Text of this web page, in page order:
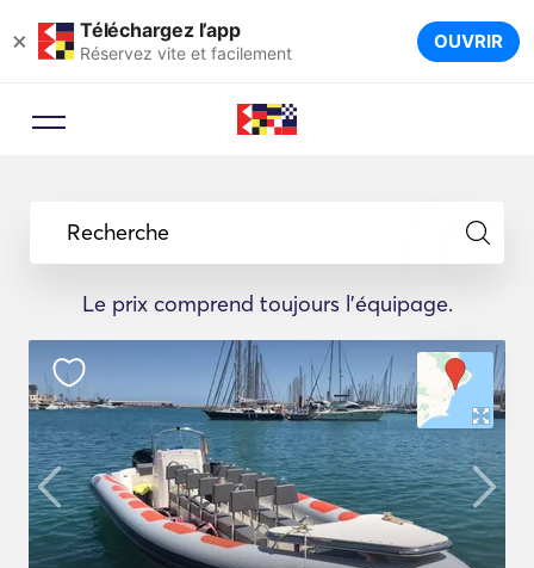
× Téléchargez l’app
Réservez vite et facilement OUVRIR
Recherche
Le prix comprend toujours l'équipage.